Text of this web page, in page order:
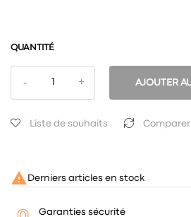
QUANTITÉ
AJOUTER
Liste de souhaits Comparer
 Derniers articles en stock
Garanties sécurité